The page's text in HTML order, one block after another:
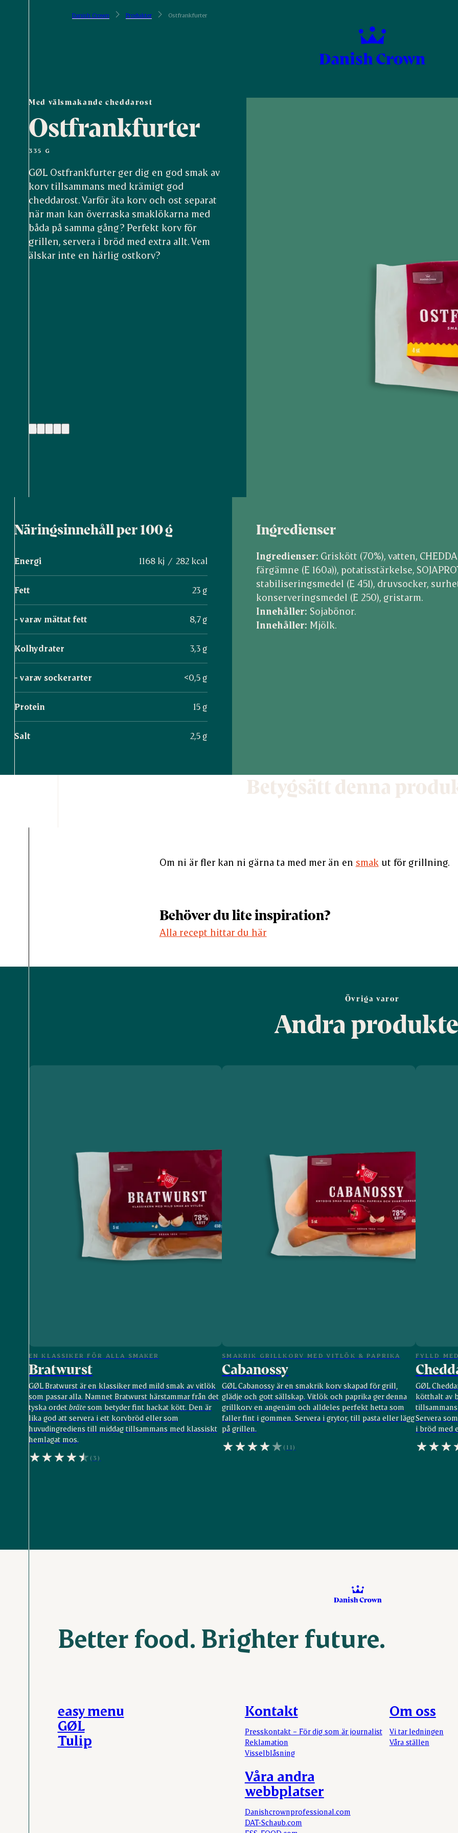
Danish Crown Produkter Ostfrankfurter
Med välsmakande cheddarost
Ostfrankfurter
335 G
GØL Ostfrankfurter ger dig en god smak av
korv tillsammans med krämigt god
cheddarost. Varför äta korv och ost separat
när man kan överraska smaklökarna med
båda på samma gång? Perfekt korv för
grillen, servera i bröd med extra allt. Vem
älskar inte en härlig ostkorv?
(1)
Näringsinnehåll per 100 g
Energi 1168 kj / 282 kcal
Fett 23 g
- varav mättat fett 8,7 g
Kolhydrater 3,3 g
- varav sockerarter <0,5 g
Protein 15 g
Salt 2,5 g
Ingredienser
Ingredienser: Griskött (70%), vatten,
färgämne (E 160a)), potatisstärkelse,
stabiliseringsmedel (E 451), druvsocker,
konserveringsmedel (E 250), gristarm.
Innehåller: Sojabönor.
Innehåller: Mjölk.
Betygsätt denna
Om ni är fler kan ni gärna ta med mer än en smak ut för grillning.
Behöver du lite inspiration?
Alla recept hittar du här
Övriga varor
Andra
EN KLASSIKER FÖR ALLA SMAKER
Bratwurst
GØL Bratwurst är en klassiker med mild smak av vitlök
som passar alla. Namnet Bratwurst härstammar från det
tyska ordet brätesom betyder fint hackat kött. Den är
lika god att servera i ett korvbröd eller som
huvudingrediens till middag tillsammans med klassiskt
hemlagat mos.
(3)
SMAKRIK GRILLKORV MED VITLÖK & PAPRIKA
Cabanossy
GØL Cabanossy är en smakrik korv skapad för grill,
glädje och gott sällskap. Vitlök och paprika ger denna
grillkorv en angenäm och alldeles perfekt hetta som
faller fint i gommen. Servera i grytor, till pasta eller lägg
på grillen.
(11)
FYLLD
GØL
kötthalt av
Servera
i bröd med
Better food. Brighter future.
Kontakt
Presskontakt – För dig som är journalist
Reklamation
Visselblåsning
Om oss
Vi tar ledningen
Våra ställen
Våra andra
webbplatser
Danishcrownprofessional.com
DAT-Schaub.com
easy menu
GØL
Tulip